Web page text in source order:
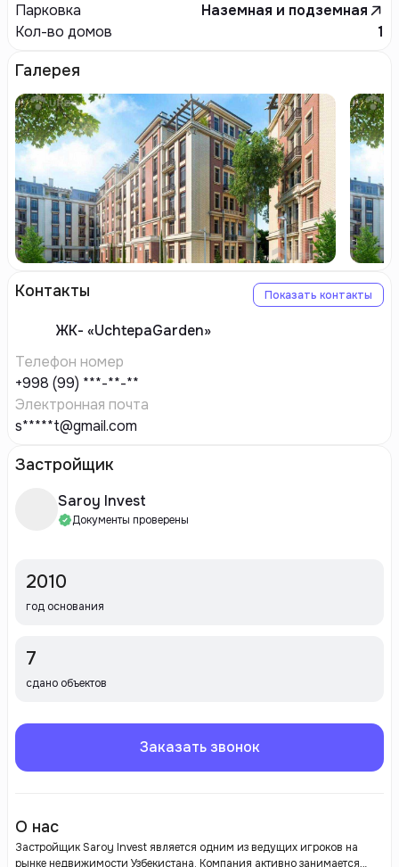
Парковка
Наземная и подземная
Кол-во домов
1
Галерея
Контакты Показать контакты
ЖК- «UchtepaGarden»
Телефон номер
+998 (99) ***-**-**
Электронная почта
s*****t@gmail.com
Застройщик
Saroy Invest
Документы проверены
2010
год основания
7
сдано объектов
Заказать звонок
О нас
Застройщик Saroy Invest является одним из ведущих игроков на
рынке недвижимости Узбекистана. Компания активно занимается